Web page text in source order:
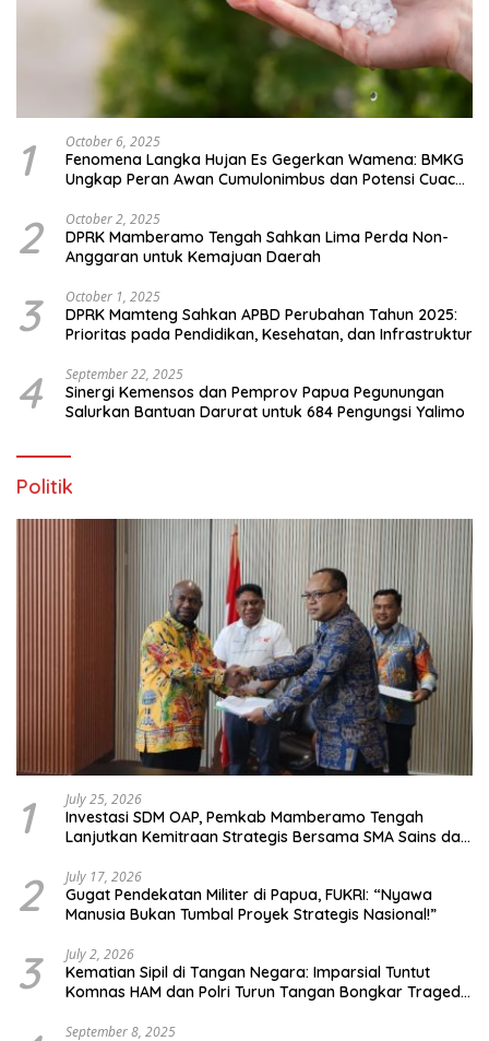
1 October 6, 2025
Fenomena Langka Hujan Es Gegerkan Wamena: BMKG
Ungkap Peran Awan Cumulonimbus dan Potensi Cuaca
2 October 2, 2025
DPRK Mamberamo Tengah Sahkan Lima Perda Non-
Anggaran untuk Kemajuan Daerah
3 October 1, 2025
DPRK Mamteng Sahkan APBD Perubahan Tahun 2025:
Prioritas pada Pendidikan, Kesehatan, dan Infrastruktur
4 September 22, 2025
Sinergi Kemensos dan Pemprov Papua Pegunungan
Salurkan Bantuan Darurat untuk 684 Pengungsi Yalimo
Politik
1 July 25, 2026
Investasi SDM OAP, Pemkab Mamberamo Tengah
Lanjutkan Kemitraan Strategis Bersama SMA Sains dan
2 July 17, 2026
Gugat Pendekatan Militer di Papua, FUKRI: “Nyawa
Manusia Bukan Tumbal Proyek Strategis Nasional!”
3 July 2, 2026
Kematian Sipil di Tangan Negara: Imparsial Tuntut
Komnas HAM dan Polri Turun Tangan Bongkar Tragedi
September 8, 2025